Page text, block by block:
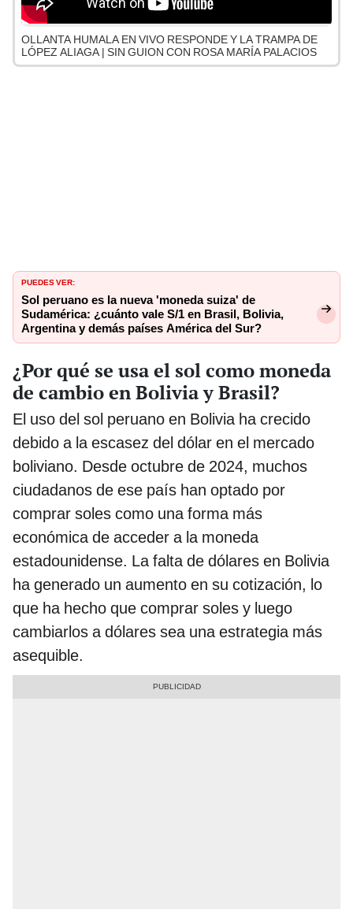
OLLANTA HUMALA EN VIVO RESPONDE Y LA TRAMPA DE
LÓPEZ ALIAGA | SIN GUION CON ROSA MARÍA PALACIOS
PUEDES VER:
Sol peruano es la nueva 'moneda suiza' de
Sudamérica: ¿cuánto vale S/1 en Brasil, Bolivia,
Argentina y demás países América del Sur?
¿Por qué se usa el sol como moneda
de cambio en Bolivia y Brasil?
El uso del sol peruano en Bolivia ha crecido
debido a la escasez del dólar en el mercado
boliviano. Desde octubre de 2024, muchos
ciudadanos de ese país han optado por
comprar soles como una forma más
económica de acceder a la moneda
estadounidense. La falta de dólares en Bolivia
ha generado un aumento en su cotización, lo
que ha hecho que comprar soles y luego
cambiarlos a dólares sea una estrategia más
asequible.